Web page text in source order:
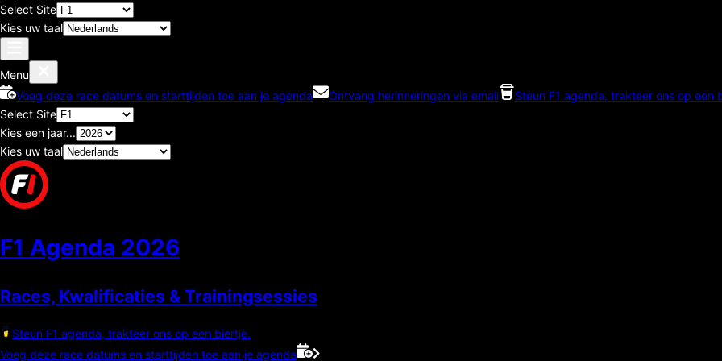
Select Site
Kies uw taal
Menu
Voeg deze race datums en starttijden toe aan je agenda
Ontvang herinneringen via email
Steun F1 agenda, trakteer ons op een
Select Site
Kies een jaar...
Kies uw taal
F1 Agenda 2026
Races, Kwalificaties & Trainingsessies
Steun F1 agenda, trakteer ons op een biertje.
Voeg deze race datums en starttijden toe aan je agenda